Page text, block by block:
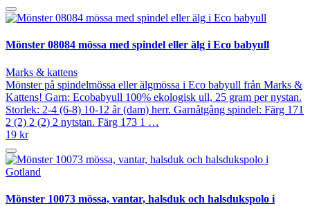
Mönster 08084 mössa med spindel eller älg i Eco babyull
Marks & kattens
Mönster på spindelmössa eller älgmössa i Eco babyull från Marks &
Kattens! Garn: Ecobabyull 100% ekologisk ull, 25 gram per nystan.
Storlek: 2-4 (6-8) 10-12 år (dam) herr. Garnåtgång spindel: Färg 171
2 (2) 2 (2) 2 nytstan. Färg 173 1 …
19 kr
Mönster 10073 mössa, vantar, halsduk och halsdukspolo i